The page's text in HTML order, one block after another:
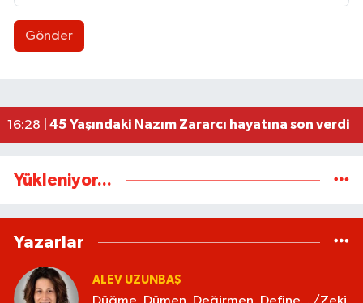
Gönder
21:30 |Düğme, Dümen, Değirmen, Define... /Zeki
16:28 | 45 Yaşındaki Nazım Zararcı hayatına son verdi
Yükleniyor...
Yazarlar
ALEV UZUNBAŞ